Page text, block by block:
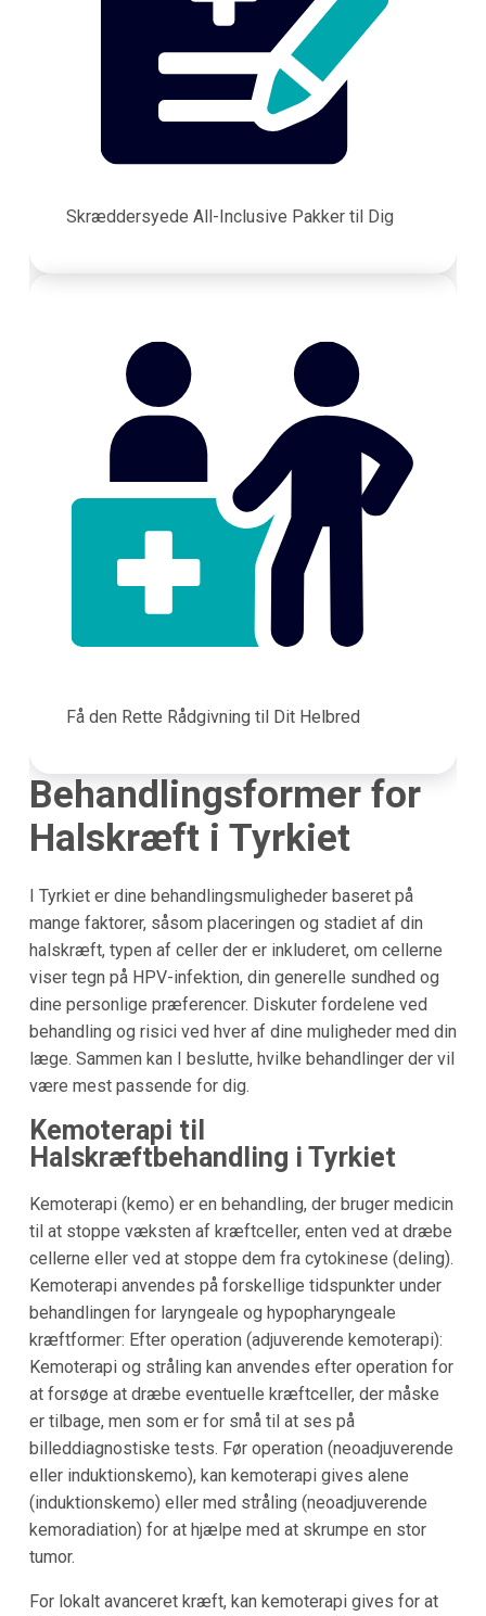
Skræddersyede All-Inclusive Pakker til Dig
Få den Rette Rådgivning til Dit Helbred
Behandlingsformer for
Halskræft i Tyrkiet
I Tyrkiet er dine behandlingsmuligheder baseret på
mange faktorer, såsom placeringen og stadiet af din
halskræft, typen af celler der er inkluderet, om cellerne
viser tegn på HPV-infektion, din generelle sundhed og
dine personlige præferencer. Diskuter fordelene ved
behandling og risici ved hver af dine muligheder med din
læge. Sammen kan I beslutte, hvilke behandlinger der vil
være mest passende for dig.
Kemoterapi til
Halskræftbehandling i Tyrkiet
Kemoterapi (kemo) er en behandling, der bruger medicin
til at stoppe væksten af kræftceller, enten ved at dræbe
cellerne eller ved at stoppe dem fra cytokinese (deling).
Kemoterapi anvendes på forskellige tidspunkter under
behandlingen for laryngeale og hypopharyngeale
kræftformer: Efter operation (adjuverende kemoterapi):
Kemoterapi og stråling kan anvendes efter operation for
at forsøge at dræbe eventuelle kræftceller, der måske
er tilbage, men som er for små til at ses på
billeddiagnostiske tests. Før operation (neoadjuverende
eller induktionskemo), kan kemoterapi gives alene
(induktionskemo) eller med stråling (neoadjuverende
kemoradiation) for at hjælpe med at skrumpe en stor
tumor.
For lokalt avanceret kræft, kan kemoterapi gives for at